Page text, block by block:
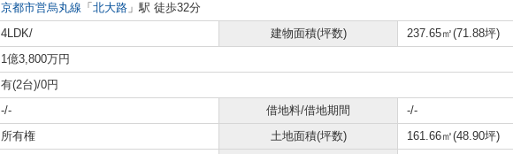
京都市営烏丸線 「 北大路 」駅 徒歩32分
4LDK/ 建物面積(坪数)
237.65㎡(71.88坪)
1億3,800万円
有(2台)/0円
-/- 借地料/借地期間
-/-
所有権 土地面積(坪数)
161.66㎡(48.90坪)